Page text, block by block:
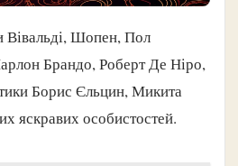
Вівальді, Шопен, Пол
Брандо, Роберт Де Ніро,
Борис Єльцин, Микита
яскравих особистостей.